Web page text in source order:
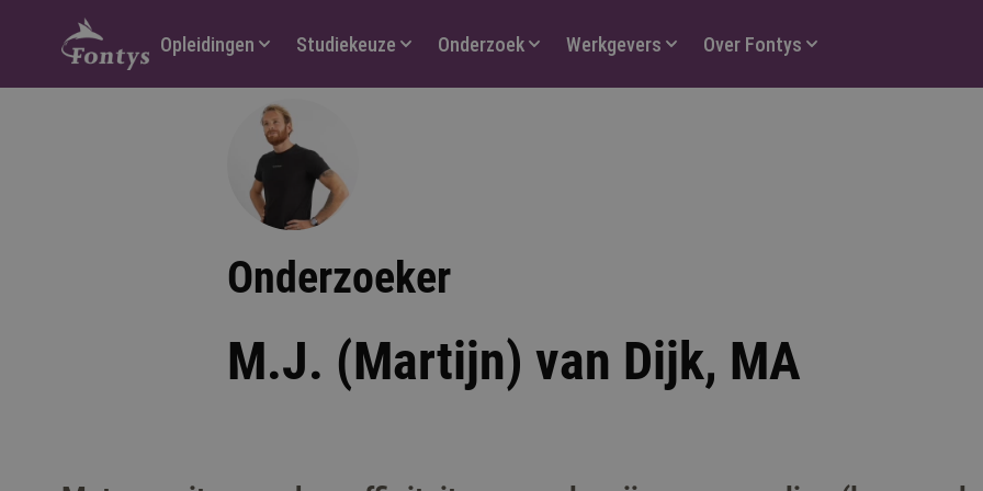
Hoofdmenu
Opleidingen Studiekeuze Onderzoek Werkgevers Over Fontys
Onderzoeker
M.J. (Martijn) van Dijk, MA